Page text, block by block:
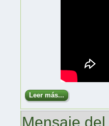
Leer más...
Mensaje